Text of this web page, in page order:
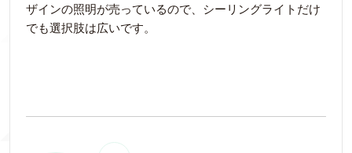
ザインの照明が売っているので、シーリングライトだけ
でも選択肢は広いです。